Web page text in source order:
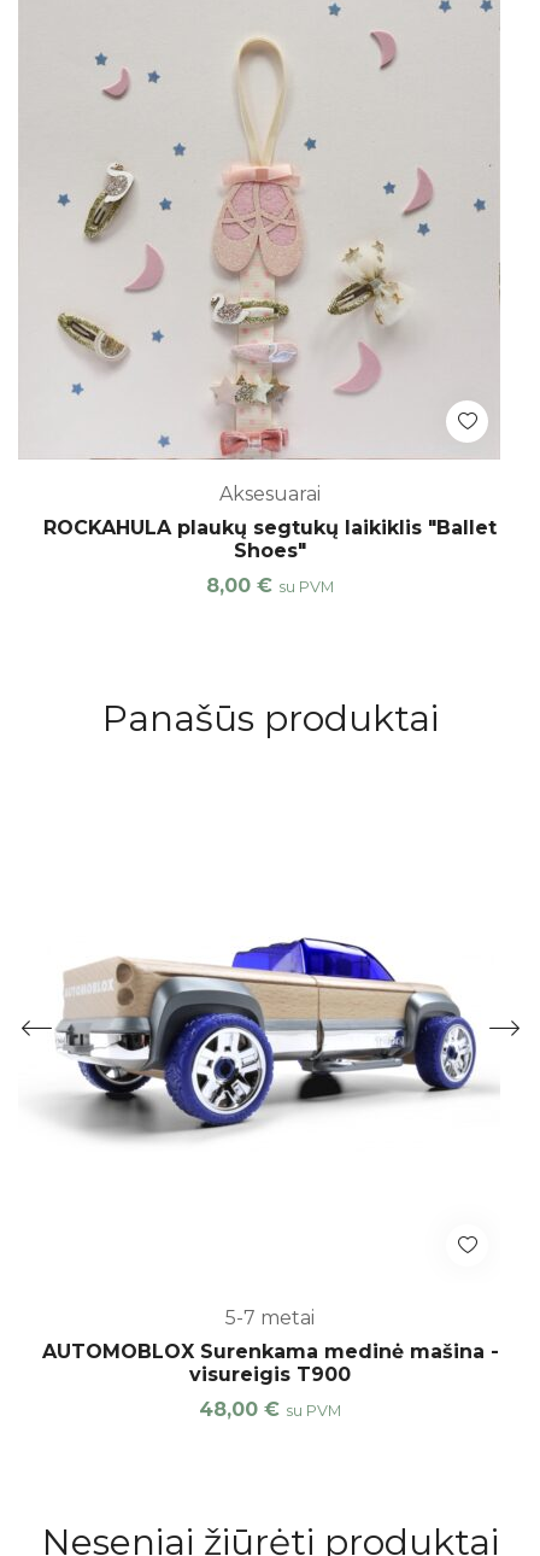
Aksesuarai
ROCKAHULA plaukų segtukų laikiklis "Ballet
Shoes"
8,00 € su PVM
Panašūs produktai
5-7 metai
AUTOMOBLOX Surenkama medinė mašina -
visureigis T900
48,00 € su PVM
Neseniai žiūrėti produktai